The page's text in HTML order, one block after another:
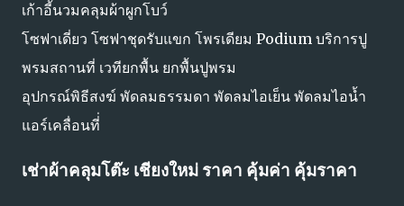
เก้าอี้นวมคลุมผ้าผูกโบว์
โซฟาเดี่ยว โซฟาชุดรับแขก โพรเดียม Podium บริการปู
พรมสถานที่ เวทียกพื้น ยกพื้นปูพรม
อุปกรณ์พิธีสงฆ์ พัดลมธรรมดา พัดลมไอเย็น พัดลมไอน้ำ
แอร์เคลื่อนที่่
เช่าผ้าคลุมโต๊ะ เชียงใหม่ ราคา คุ้มค่า คุ้มราคา